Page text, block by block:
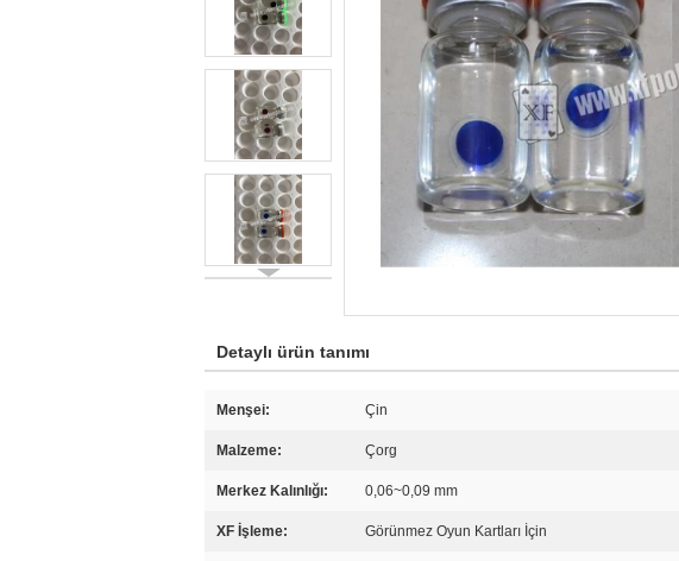
Detaylı ürün tanımı
Menşei: Çin
Malzeme: Çorg
Merkez Kalınlığı: 0,06~0,09 mm
XF İşleme: Görünmez Oyun Kartları İçin